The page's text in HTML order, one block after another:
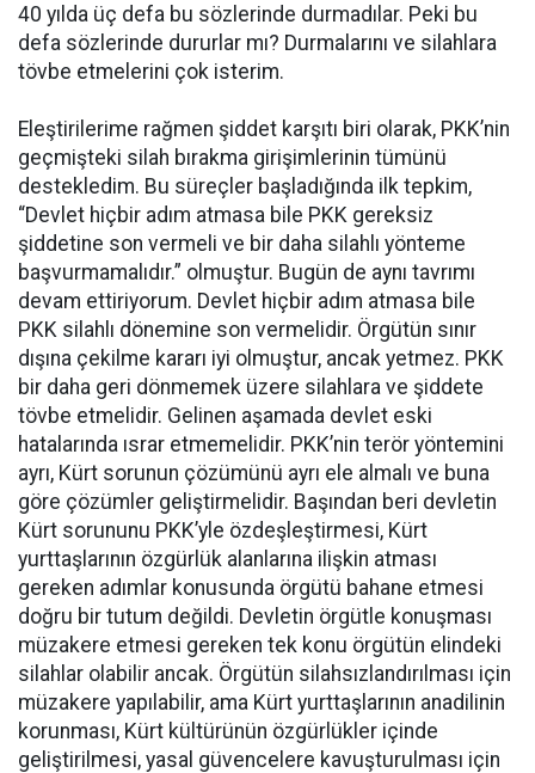
40 yılda üç defa bu sözlerinde durmadılar. Peki bu
defa sözlerinde dururlar mı? Durmalarını ve silahlara
tövbe etmelerini çok isterim.
Eleştirilerime rağmen şiddet karşıtı biri olarak, PKK’nin
geçmişteki silah bırakma girişimlerinin tümünü
destekledim. Bu süreçler başladığında ilk tepkim,
“Devlet hiçbir adım atmasa bile PKK gereksiz
şiddetine son vermeli ve bir daha silahlı yönteme
başvurmamalıdır.” olmuştur. Bugün de aynı tavrımı
devam ettiriyorum. Devlet hiçbir adım atmasa bile
PKK silahlı dönemine son vermelidir. Örgütün sınır
dışına çekilme kararı iyi olmuştur, ancak yetmez. PKK
bir daha geri dönmemek üzere silahlara ve şiddete
tövbe etmelidir. Gelinen aşamada devlet eski
hatalarında ısrar etmemelidir. PKK’nin terör yöntemini
ayrı, Kürt sorunun çözümünü ayrı ele almalı ve buna
göre çözümler geliştirmelidir. Başından beri devletin
Kürt sorununu PKK’yle özdeşleştirmesi, Kürt
yurttaşlarının özgürlük alanlarına ilişkin atması
gereken adımlar konusunda örgütü bahane etmesi
doğru bir tutum değildi. Devletin örgütle konuşması
müzakere etmesi gereken tek konu örgütün elindeki
silahlar olabilir ancak. Örgütün silahsızlandırılması için
müzakere yapılabilir, ama Kürt yurttaşlarının anadilinin
korunması, Kürt kültürünün özgürlükler içinde
geliştirilmesi, yasal güvencelere kavuşturulması için